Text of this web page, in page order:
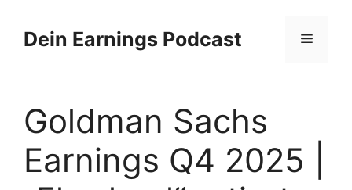
Inhalt
springen
Dein Earnings Podcast Menü
Goldman Sachs
Earnings Q4 2025 |